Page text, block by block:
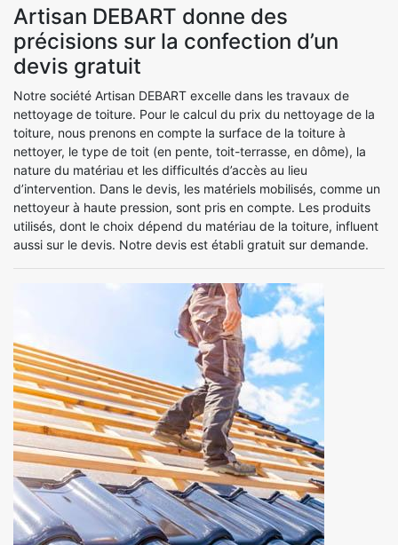
Artisan DEBART donne des
précisions sur la confection d’un
devis gratuit
Notre société Artisan DEBART excelle dans les travaux de
nettoyage de toiture. Pour le calcul du prix du nettoyage de la
toiture, nous prenons en compte la surface de la toiture à
nettoyer, le type de toit (en pente, toit-terrasse, en dôme), la
nature du matériau et les difficultés d’accès au lieu
d’intervention. Dans le devis, les matériels mobilisés, comme un
nettoyeur à haute pression, sont pris en compte. Les produits
utilisés, dont le choix dépend du matériau de la toiture, influent
aussi sur le devis. Notre devis est établi gratuit sur demande.